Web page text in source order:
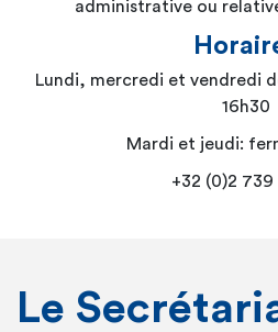
administrative ou
Lundi, mercredi et vendredi
16h30
Mardi et jeudi:
+32 (0)2 739
Le